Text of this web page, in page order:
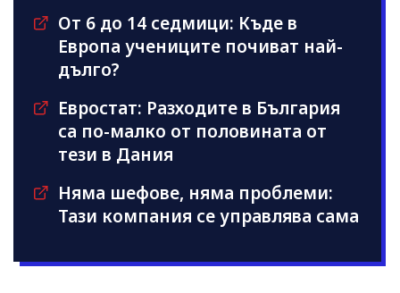
От 6 до 14 седмици: Къде в
Европа учениците почиват най-
дълго?
Евростат: Разходите в България
са по-малко от половината от
тези в Дания
Няма шефове, няма проблеми:
Тази компания се управлява сама